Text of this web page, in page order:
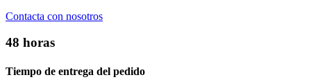
Contacta con nosotros
48 horas
Tiempo de entrega del pedido